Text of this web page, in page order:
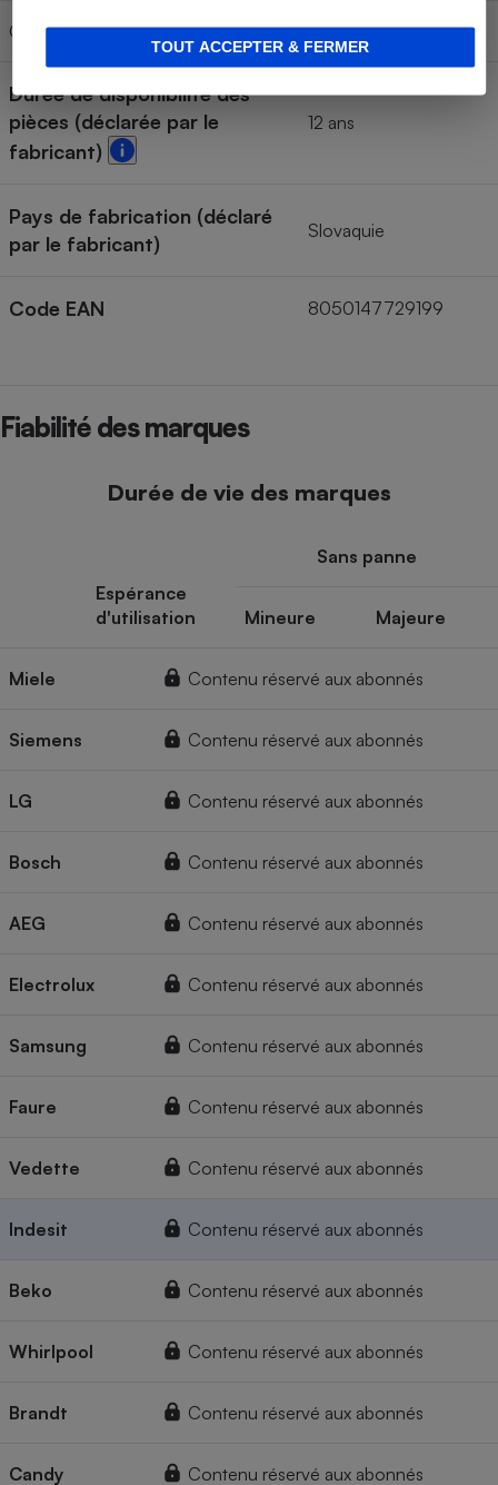
TOUT ACCEPTER & FERMER
Classe de niveau sonore C
Durée de disponibilité des
pièces (déclarée par le
fabricant)
12 ans
Pays de fabrication (déclaré
par le fabricant)
Slovaquie
Code EAN 8050147729199
Fiabilité des marques
Durée de vie des marques
Espérance
d'utilisation
Sans panne
Mineure Majeure
Miele Contenu réservé aux abonnés
Siemens Contenu réservé aux abonnés
LG Contenu réservé aux abonnés
Bosch Contenu réservé aux abonnés
AEG Contenu réservé aux abonnés
Electrolux Contenu réservé aux abonnés
Samsung Contenu réservé aux abonnés
Faure Contenu réservé aux abonnés
Vedette Contenu réservé aux abonnés
Indesit Contenu réservé aux abonnés
Beko Contenu réservé aux abonnés
Whirlpool Contenu réservé aux abonnés
Brandt Contenu réservé aux abonnés
Candy Contenu réservé aux abonnés